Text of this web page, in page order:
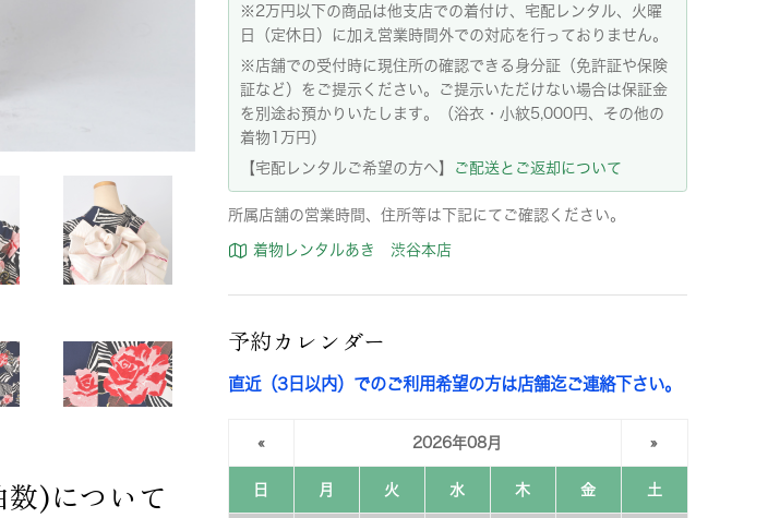
)について
※2万円以下の商品は他支店での着付け、宅配レンタル、火曜
日（定休日）に加え営業時間外での対応を行っておりません。
※店舗での受付時に現住所の確認できる身分証（免許証や保険
証など）をご提示ください。ご提示いただけない場合は保証金
を別途お預かりいたします。（浴衣・小紋5,000円、その他の
着物1万円）
【宅配レンタルご希望の方へ】
ご配送とご返却について
所属店舗の営業時間、住所等は下記にてご確認ください。
着物レンタルあき 渋谷本店
予約カレンダー
直近（3日以内）でのご利用希望の方は店舗迄ご連絡下さい。
« 2026年08月 »
日 月 火 水 木 金 土